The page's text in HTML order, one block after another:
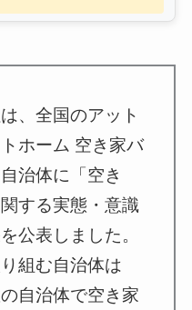
、全国のアット
ホーム 空き家バ
治体に「空き
する実態・意識
公表しました。
組む自治体は
自治体で空き家